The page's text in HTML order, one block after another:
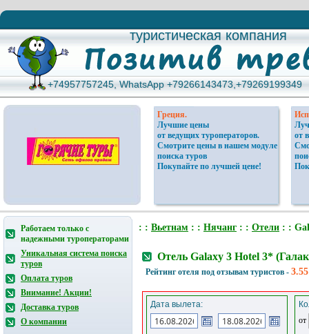
туристическая компания
туристическая компания
+74957757245, WhatsApp +79266143473,+79269199349
+74957757245, WhatsApp +79266143473,+79269199349
Греция.
Лучшие цены
от ведущих туроператоров.
Смотрите цены в нашем модуле
поиска туров
Покупайте по лучшей цене!
от
Работаем только с
надежными туроператорами
Уникальная система поиска
туров
Оплата туров
Внимание! Акции!
Доставка туров
О компании
: : Вьетнам : : Нячанг : : Отели : :
Отель Galaxy 3 Hotel 3*
Рейтинг отеля под отзывам туристов -
Дата вылета:
от